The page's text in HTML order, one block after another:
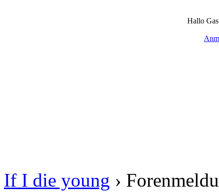
Hallo
If I die young ›